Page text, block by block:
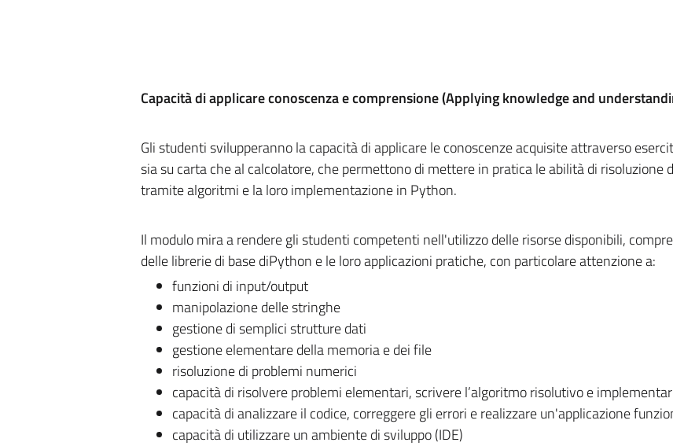
Capacità di applicare conoscenza e comprensione (Applying knowledge and
Gli studenti svilupperanno la capacità di applicare le conoscenze acquisite attraverso
sia su carta che al calcolatore, che permettono di mettere in pratica le abilità di risoluzione
tramite algoritmi e la loro implementazione in Python.
Il modulo mira a rendere gli studenti competenti nell'utilizzo delle risorse disponibili,
delle librerie di base diPython e le loro applicazioni pratiche, con particolare attenzione a:
funzioni di input/output
manipolazione delle stringhe
gestione di semplici strutture dati
gestione elementare della memoria e dei file
risoluzione di problemi numerici
capacità di risolvere problemi elementari, scrivere l’algoritmo risolutivo e
capacità di analizzare il codice, correggere gli errori e realizzare un'applicazione
capacità di utilizzare un ambiente di sviluppo (IDE)